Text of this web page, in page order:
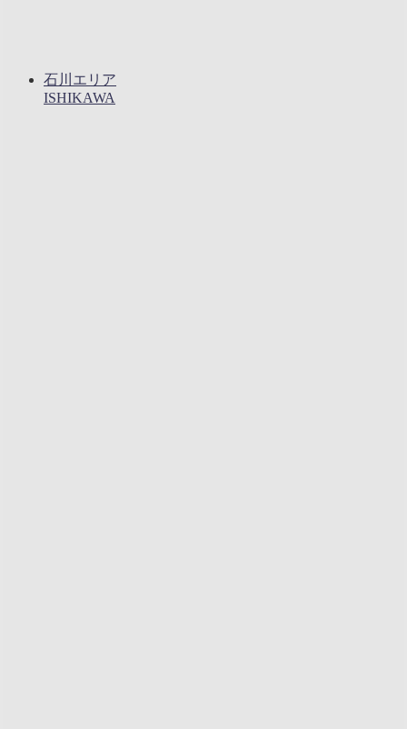
石川エリア
ISHIKAWA